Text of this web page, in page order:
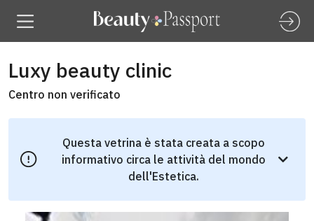
Luxy beauty clinic
Centro non verificato
Questa vetrina è stata creata a scopo
informativo circa le attività del mondo
dell'Estetica.